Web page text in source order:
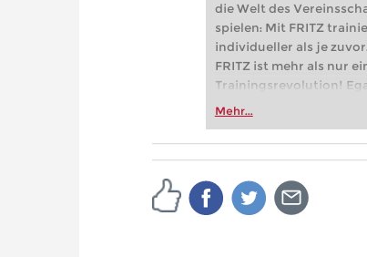
die Welt des
spielen: Mit FRITZ
individueller als je zuvor.
FRITZ ist mehr als nur
Trainingsrevolution!
Vereinsschachs
zuvor.
Mehr...